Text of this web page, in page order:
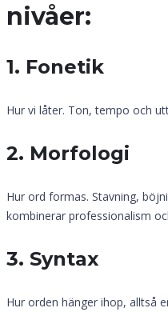
nivåer:
1. Fonetik
Hur vi låter. Ton, tempo och
2. Morfologi
Hur ord formas. Stavning,
kombinerar professionalism
3. Syntax
Hur orden hänger ihop, alltså